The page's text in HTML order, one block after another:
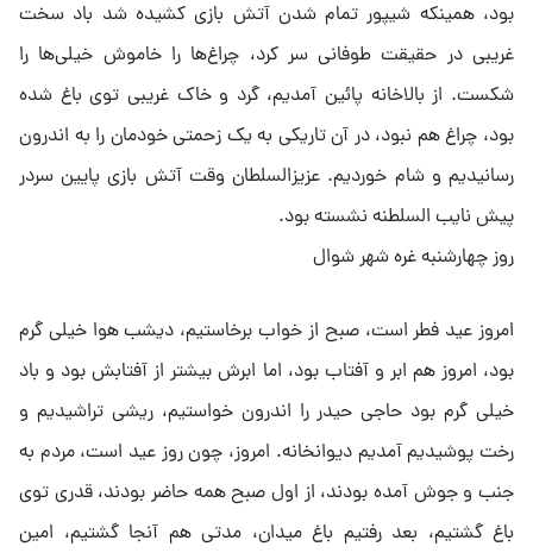
بود، همینکه شیپور تمام شدن آتش بازی کشیده شد باد سخت
غریبی در حقیقت طوفانی سر کرد، چراغ‌ها را خاموش خیلی‌ها را
شکست. از بالاخانه پائین آمدیم، گرد و خاک غریبی توی باغ شده
بود، چراغ هم نبود، در آن تاریکی به یک زحمتی خودمان را به اندرون
رسانیدیم و شام خوردیم. عزیزالسلطان وقت آتش بازی پایین سردر
پیش نایب السلطنه نشسته بود.
روز چهارشنبه غره شهر شوال
امروز عید فطر است، صبح از خواب برخاستیم، دیشب هوا خیلی گرم
بود، امروز هم ابر و آفتاب بود، اما ابرش بیشتر از آفتابش بود و باد
خیلی گرم بود حاجی حیدر را اندرون خواستیم، ریشی تراشیدیم و
رخت پوشیدیم آمدیم دیوانخانه. امروز، چون روز عید است، مردم به
جنب و جوش آمده بودند، از اول صبح همه حاضر بودند، قدری توی
باغ گشتیم، بعد رفتیم باغ میدان، مدتی هم آنجا گشتیم، امین